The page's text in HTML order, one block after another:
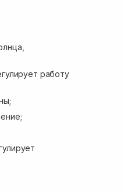
работу